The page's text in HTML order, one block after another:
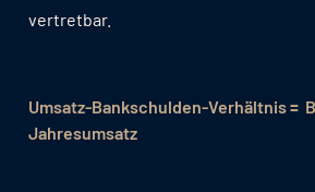
vertretbar.
Umsatz-Bankschulden-Verhältnis =
Jahresumsatz